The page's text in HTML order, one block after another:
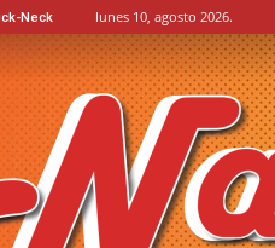
Neck lunes 10, agosto 2026.